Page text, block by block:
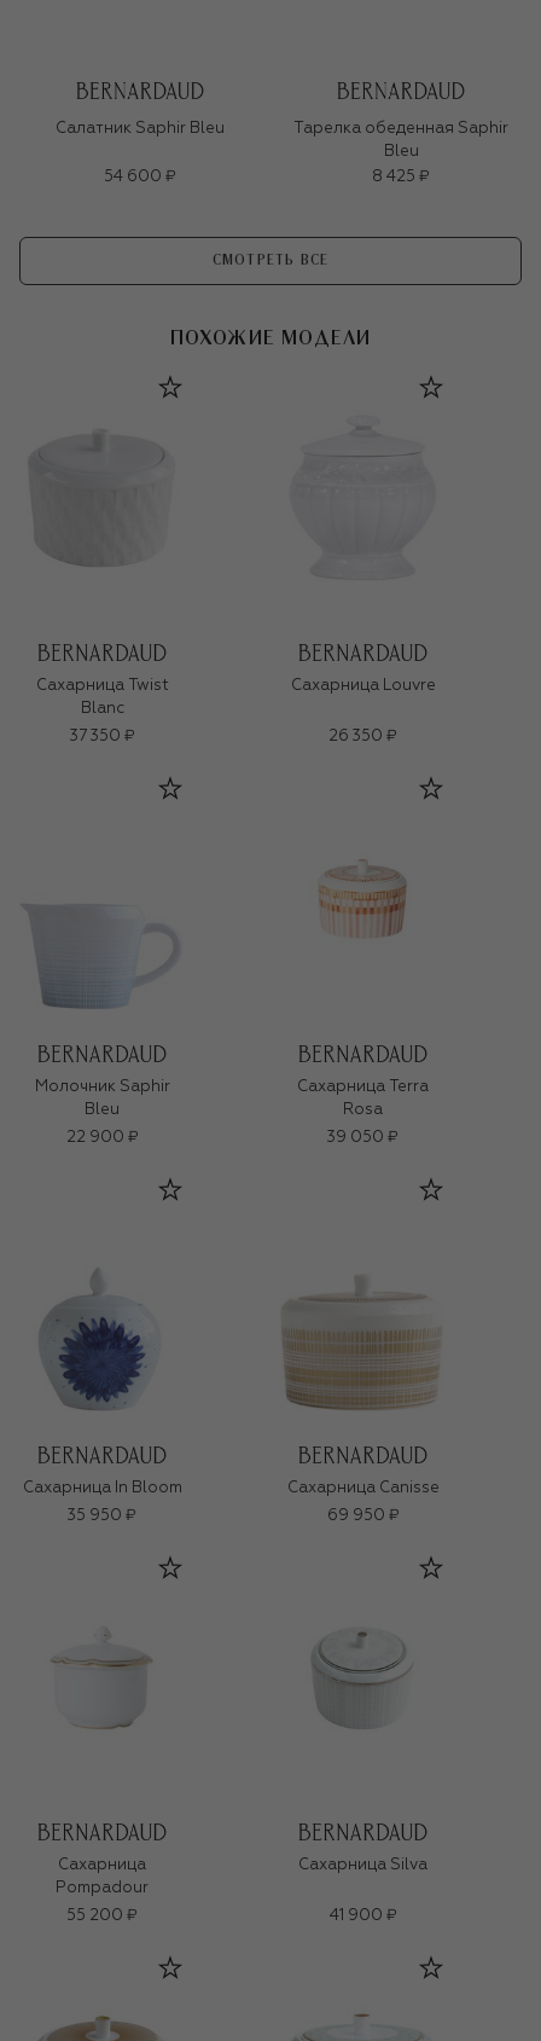
Салатник Saphir Bleu
54 600 ₽
Тарелка обеденная Saphir
Bleu
8 425 ₽
СМОТРЕТЬ ВСЕ
ПОХОЖИЕ МОДЕЛИ
Сахарница Twist
Blanc
37 350 ₽
Сахарница Louvre
26 350 ₽
Молочник Saphir
Bleu
22 900 ₽
Сахарница Terra
Rosa
39 050 ₽
Сахарница In Bloom
35 950 ₽
Сахарница Canisse
69 950 ₽
Сахарница
Pompadour
55 200 ₽
Сахарница Silva
41 900 ₽